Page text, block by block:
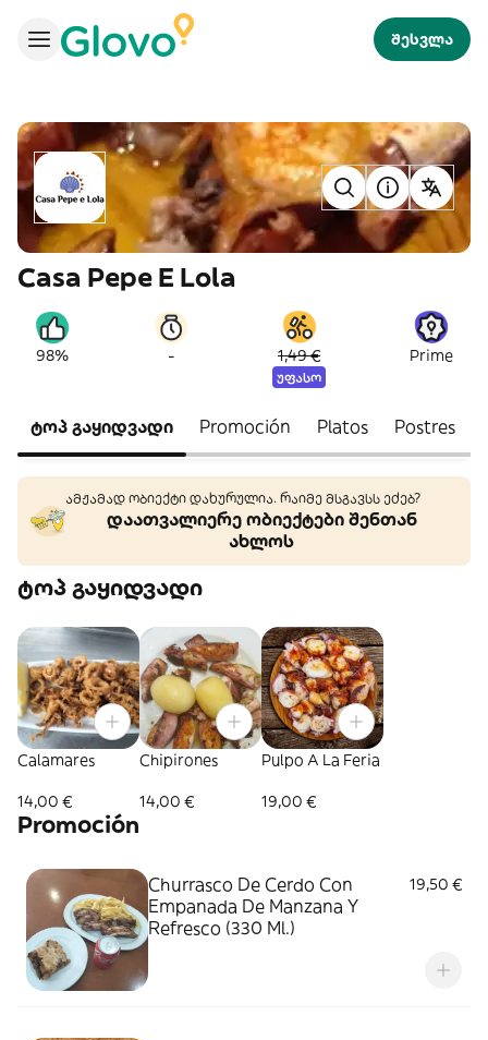
შესვლა
Casa Pepe E Lola
98% - 1,49 €
უფასო
Prime
ტოპ გაყიდვადი Promoción Platos Postres
ამჟამად ობიექტი დახურულია. რაიმე მსგავსს ეძებ?
დაათვალიერე ობიექტები შენთან
ახლოს
ტოპ გაყიდვადი
Calamares
14,00 €
Chipirones
14,00 €
Pulpo A La Feria
19,00 €
Promoción
Churrasco De Cerdo Con
Empanada De Manzana Y
Refresco (330 Ml.)
19,50 €